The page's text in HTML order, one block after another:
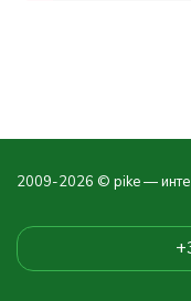
2009-2026 © pike —